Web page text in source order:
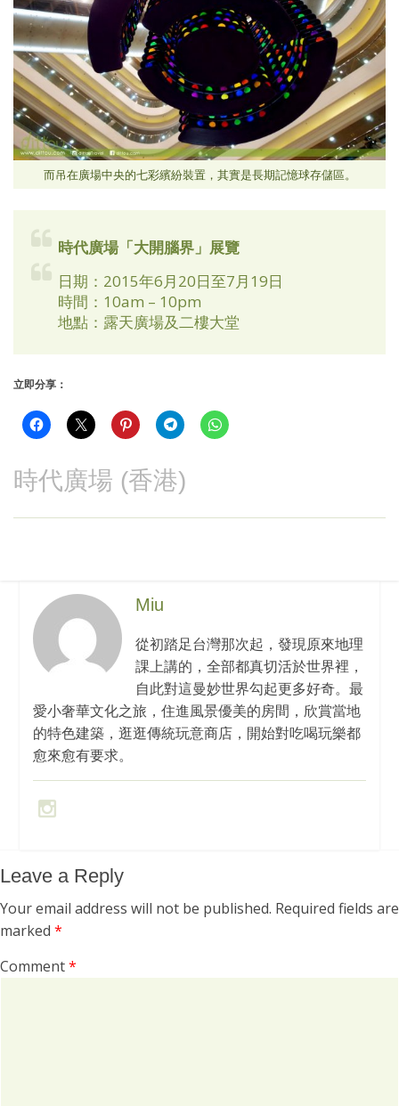
而吊在廣場中央的七彩繽紛裝置，其實是長期記憶球存儲區。
時代廣場「大開腦界」展覽
日期：2015年6月20日至7月19日
時間：10am – 10pm
地點：露天廣場及二樓大堂
立即分享：
時代廣場 (香港)
Miu
從初踏足台灣那次起，發現原來地理
課上講的，全部都真切活於世界裡，
自此對這曼妙世界勾起更多好奇。最
愛小奢華文化之旅，住進風景優美的房間，欣賞當地
的特色建築，逛逛傳統玩意商店，開始對吃喝玩樂都
愈來愈有要求。
Leave a Reply
Your email address will not be published. Required fields are
marked *
Comment*